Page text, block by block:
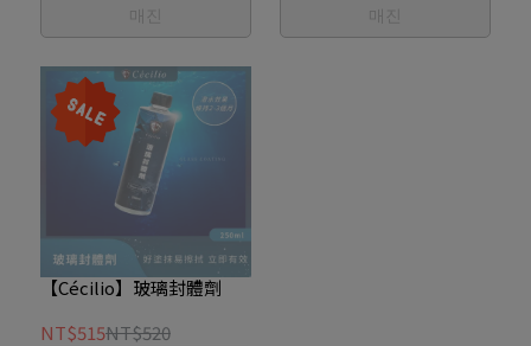
매진 매진
【Cécilio】玻璃封體劑
NT$515NT$520